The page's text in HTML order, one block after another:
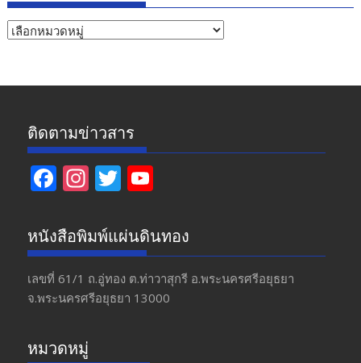
หัวข้อ
ติดตามข่าวสาร
F
e
b
o
o
In
a
gr
a
m
T
itt
er
u
T
u
b
หนังสือพิมพ์แผ่นดินทอง
เลขที่ 61/1 ถ.อู่ทอง​ ต.​ท่าวาสุกรี​ อ.พระนครศรีอยุธยา​
จ.พระนครศรีอยุธยา 13000
หมวดหมู่